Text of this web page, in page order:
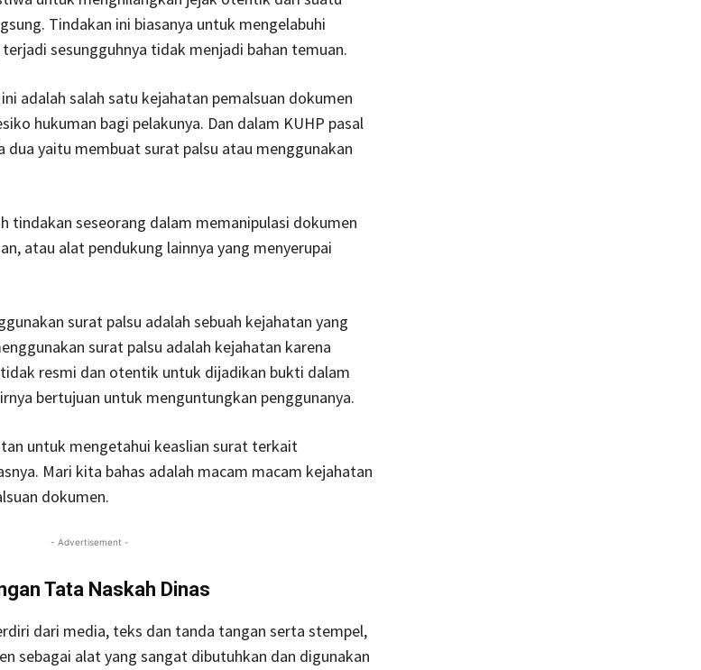
Tindakan ini biasanya untuk mengelabuhi
sesungguhnya tidak menjadi bahan temuan.
adalah salah satu kejahatan pemalsuan dokumen
hukuman bagi pelakunya. Dan dalam KUHP pasal
dua yaitu membuat surat palsu atau menggunakan
tindakan seseorang dalam memanipulasi dokumen
atau alat pendukung lainnya yang menyerupai
surat palsu adalah sebuah kejahatan yang
surat palsu adalah kejahatan karena
resmi dan otentik untuk dijadikan bukti dalam
bertujuan untuk menguntungkan penggunanya.
untuk mengetahui keaslian surat terkait
Mari kita bahas adalah macam macam kejahatan
dokumen.
- Advertisement -
Tata Naskah Dinas
dari media, teks dan tanda tangan serta stempel,
sebagai alat yang sangat dibutuhkan dan digunakan